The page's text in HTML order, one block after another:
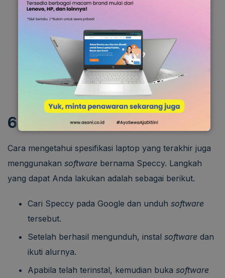
informasi utama tentang laptop.
Anda juga bisa memperoleh informasi mengenai
tipe memori pada kolomtype memory
besaran RAM di bagian tab SPD.
Aplikasi ini juga memberikan informasi tentang
tegangan listrik danpower consumption
6. Melalui Speccy
Cara mengetahui spesifikasi laptop yang terakhir juga
menggunakan software bernama Speccy. Langkah
yang dapat Anda lakukan adalah sebagai berikut.
Cari Speccy pada Google dan unduh software
tersebut.
Setelah berhasil mengunduh, instal software dan
ikuti alurnya.
Apabila telah terinstal, kemudian buka software